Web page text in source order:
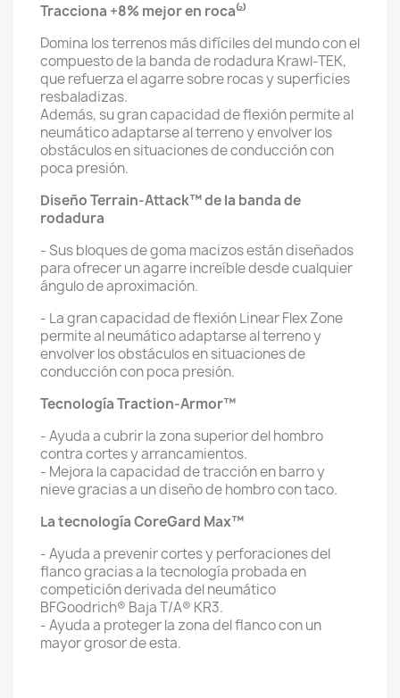
Tracciona +8% mejor en roca⁽²⁾
Domina los terrenos más difíciles del mundo con el
compuesto de la banda de rodadura Krawl-TEK,
que refuerza el agarre sobre rocas y superficies
resbaladizas.
Además, su gran capacidad de flexión permite al
neumático adaptarse al terreno y envolver los
obstáculos en situaciones de conducción con
poca presión.
Diseño Terrain-Attack™ de la banda de
rodadura
- Sus bloques de goma macizos están diseñados
para ofrecer un agarre increíble desde cualquier
ángulo de aproximación.
- La gran capacidad de flexión Linear Flex Zone
permite al neumático adaptarse al terreno y
envolver los obstáculos en situaciones de
conducción con poca presión.
Tecnología Traction-Armor™
- Ayuda a cubrir la zona superior del hombro
contra cortes y arrancamientos.
- Mejora la capacidad de tracción en barro y
nieve gracias a un diseño de hombro con taco.
La tecnología CoreGard Max™
- Ayuda a prevenir cortes y perforaciones del
flanco gracias a la tecnología probada en
competición derivada del neumático
BFGoodrich® Baja T/A® KR3.
- Ayuda a proteger la zona del flanco con un
mayor grosor de esta.